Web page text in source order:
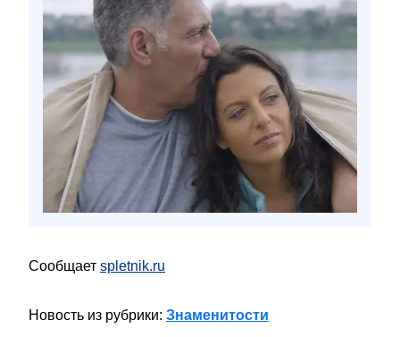
Сообщает spletnik.ru
Новость из рубрики: Знаменитости